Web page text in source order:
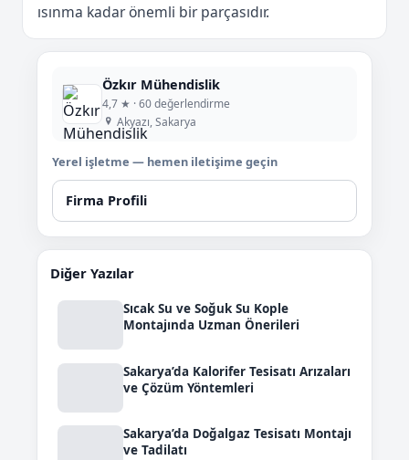
ısınma kadar önemli bir parçasıdır.
Özkır Mühendislik
4,7 ★ · 60 değerlendirme
Akyazı, Sakarya
Yerel işletme — hemen iletişime geçin
Firma Profili
Diğer Yazılar
Sıcak Su ve Soğuk Su Kople
Montajında Uzman Önerileri
Sakarya’da Kalorifer Tesisatı Arızaları
ve Çözüm Yöntemleri
Sakarya’da Doğalgaz Tesisatı Montajı
ve Tadilatı